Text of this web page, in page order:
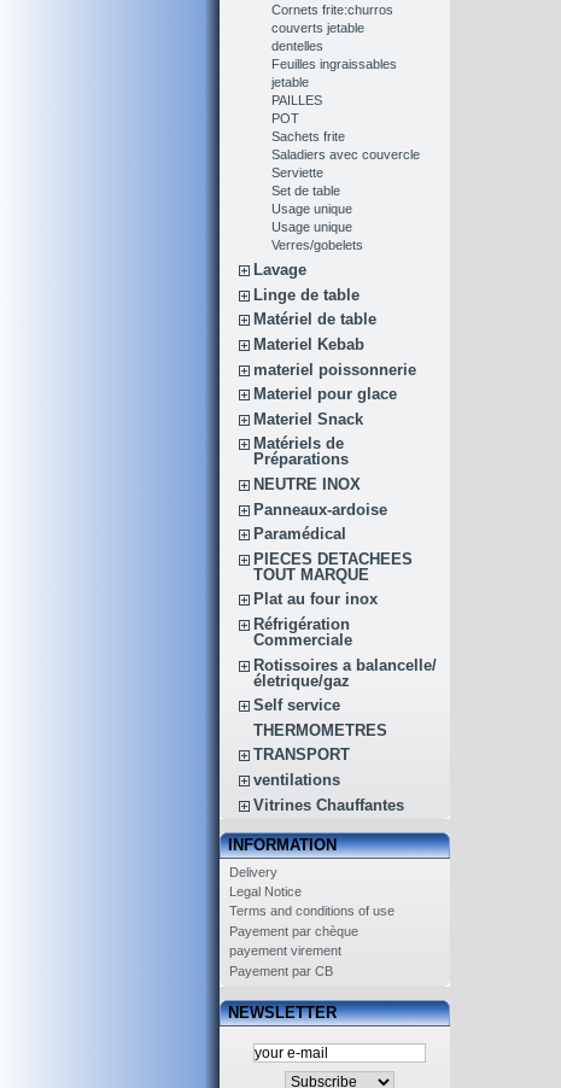
Cornets frite:churros
couverts jetable
dentelles
Feuilles ingraissables
jetable
PAILLES
POT
Sachets frite
Saladiers avec couvercle
Serviette
Set de table
Usage unique
Usage unique
Verres/gobelets
Lavage
Linge de table
Matériel de table
Materiel Kebab
materiel poissonnerie
Materiel pour glace
Materiel Snack
Matériels de
Préparations
NEUTRE INOX
Panneaux-ardoise
Paramédical
PIECES DETACHEES
TOUT MARQUE
Plat au four inox
Réfrigération
Commerciale
Rotissoires a balancelle/
életrique/gaz
Self service
THERMOMETRES
TRANSPORT
ventilations
Vitrines Chauffantes
INFORMATION
Delivery
Legal Notice
Terms and conditions of use
Payement par chèque
payement virement
Payement par CB
NEWSLETTER